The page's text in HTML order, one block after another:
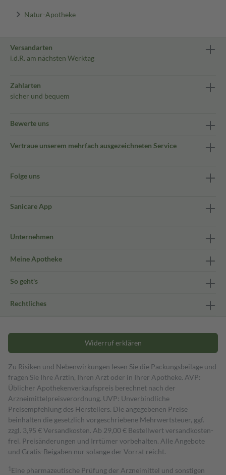
Natur-Apotheke
Versandarten
i.d.R. am nächsten Werktag
Zahlarten
sicher und bequem
Bewerte uns
Vertraue unserem mehrfach ausgezeichneten Service
Folge uns
Sanicare App
Unternehmen
Meine Apotheke
So geht's
Rechtliches
Widerruf erklären
Zu Risiken und Nebenwirkungen lesen Sie die Packungsbeilage und
fragen Sie Ihre Ärztin, Ihren Arzt oder in Ihrer Apotheke. AVP:
Üblicher Apothekenverkaufspreis berechnet nach der
Arzneimittelpreisverordnung. UVP: Unverbindliche
Preisempfehlung des Herstellers. Die angegebenen Preise
beinhalten die gesetzlich vorgeschriebene Mehrwertsteuer, ggf.
zzgl. 3,95 € Versandkosten. Ab 29,00 € Bestell­wert versand­kosten­
frei. Preisänderungen und Irrtümer vorbehalten. Alle Angebote
und Gratis-Beigaben nur solange der Vorrat reicht.
1 Eine pharmazeutische Prüfung der Arzneimittel und sonstigen